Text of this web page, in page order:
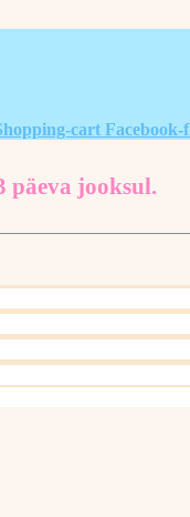
cart Facebook-f
päeva jooksul.